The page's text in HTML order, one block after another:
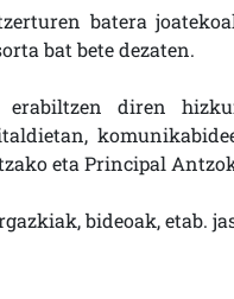
batera
bat bete dezaten.
diren
eta Principal
bideoak, etab.